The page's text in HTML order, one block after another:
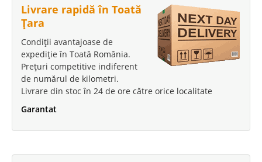
Livrare rapidă în Toată
Țara
Condiții avantajoase de
expediție în Toată România.
Prețuri competitive indiferent
de numărul de kilometri.
Livrare din stoc în 24 de ore către orice localitate
Garantat